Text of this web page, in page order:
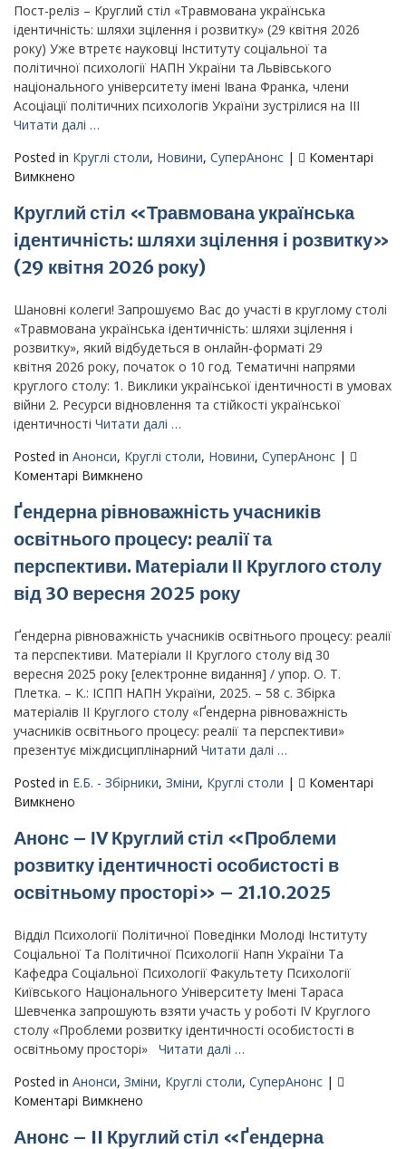
Пост-реліз – Круглий стіл «Травмована українська
ідентичність: шляхи зцілення і розвитку» (29 квітня 2026
року) Уже втретє науковці Інституту соціальної та
політичної психології НАПН України та Львівського
національного університету імені Івана Франка, члени
Асоціації політичних психологів України зустрілися на ІІІ
Читати далі …
Posted in Круглі столи, Новини, СуперАнонс |
Коментарі
Вимкнено
реліз
Круглий
стіл
українська
ідентичність:
шляхи
зцілення
і
розвитку»
(29
2026
року)
Круглий стіл «Травмована українська
ідентичність: шляхи зцілення і розвитку»
(29 квітня 2026 року)
Шановні колеги! Запрошуємо Вас до участі в круглому столі
«Травмована українська ідентичність: шляхи зцілення і
розвитку», який відбудеться в онлайн-форматі 29
квітня 2026 року, початок о 10 год. Тематичні напрями
круглого столу: 1. Виклики української ідентичності в умовах
війни 2. Ресурси відновлення та стійкості української
ідентичності Читати далі …
Posted in Анонси, Круглі столи, Новини, СуперАнонс |
Коментарі Вимкнено
стіл
українська
ідентичність:
шляхи
розвитку»
(29
квітня
2026
року)
Ґендерна рівноважність учасників
освітнього процесу: реалії та
перспективи. Матеріали ІІ Круглого столу
від 30 вересня 2025 року
Ґендерна рівноважність учасників освітнього процесу: реалії
та перспективи. Матеріали ІІ Круглого столу від 30
вересня 2025 року [електронне видання] / упор. О. Т.
Плетка. – К.: ІСПП НАПН України, 2025. – 58 с. Збірка
матеріалів ІІ Круглого столу «Ґендерна рівноважність
учасників освітнього процесу: реалії та перспективи»
презентує міждисциплінарний Читати далі …
Posted in Е.Б. - Збірники, Зміни, Круглі столи |
Коментарі
Вимкнено
рівноважність
учасників
освітнього
процесу:
та
перспективи.
Матеріали
ІІ
Круглого
столу
від
вересня
2025
Анонс – ІV Круглий стіл «Проблеми
розвитку ідентичності особистості в
освітньому просторі» – 21.10.2025
Відділ Психології Політичної Поведінки Молоді Інституту
Соціальної Та Політичної Психології Напн України Та
Кафедра Соціальної Психології Факультету Психології
Київського Національного Університету Імені Тараса
Шевченка запрошують взяти участь у роботі ІV Круглого
столу «Проблеми розвитку ідентичності особистості в
освітньому просторі» Читати далі …
Posted in Анонси, Зміни, Круглі столи, СуперАнонс |
Коментарі Вимкнено
–
Анонс – II Круглий стіл «Ґендерна